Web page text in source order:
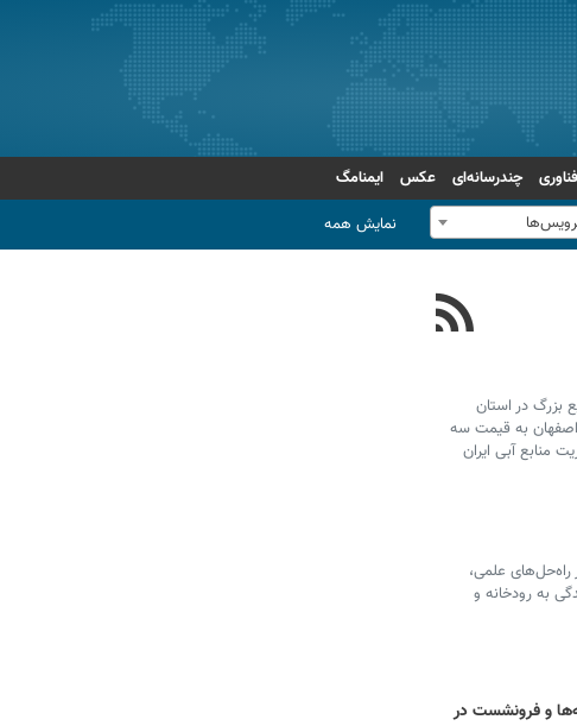
فناوری چندرسانه‌ای عکس
ایمنامگ
نمایش همه
بزرگ در استان
اصفهان به قیمت سه
منابع آبی ایران
علمی،
به رودخانه و
و فرونشست در